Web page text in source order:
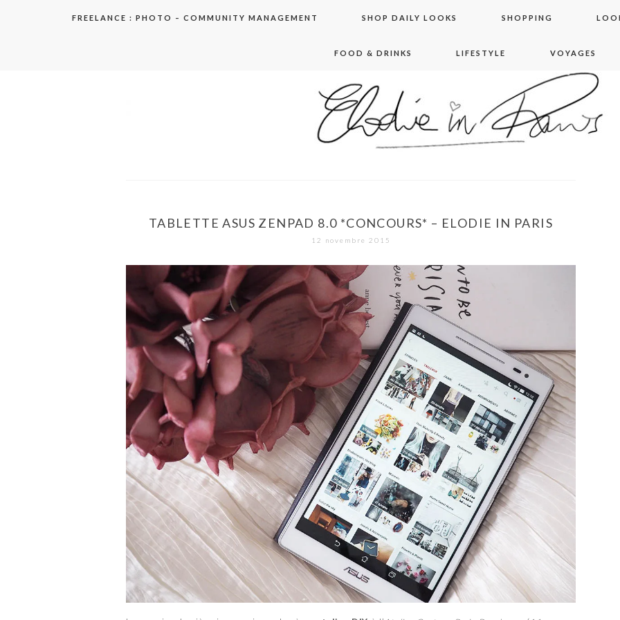
FREELANCE : PHOTO – COMMUNITY MANAGEMENT SHOP DAILY LOOKS SHOPPING
FOOD & DRINKS LIFESTYLE VOYAGES
elodie in paris
TABLETTE ASUS ZENPAD 8.0 *CONCOURS* – ELODIE IN PARIS
12 novembre 2015